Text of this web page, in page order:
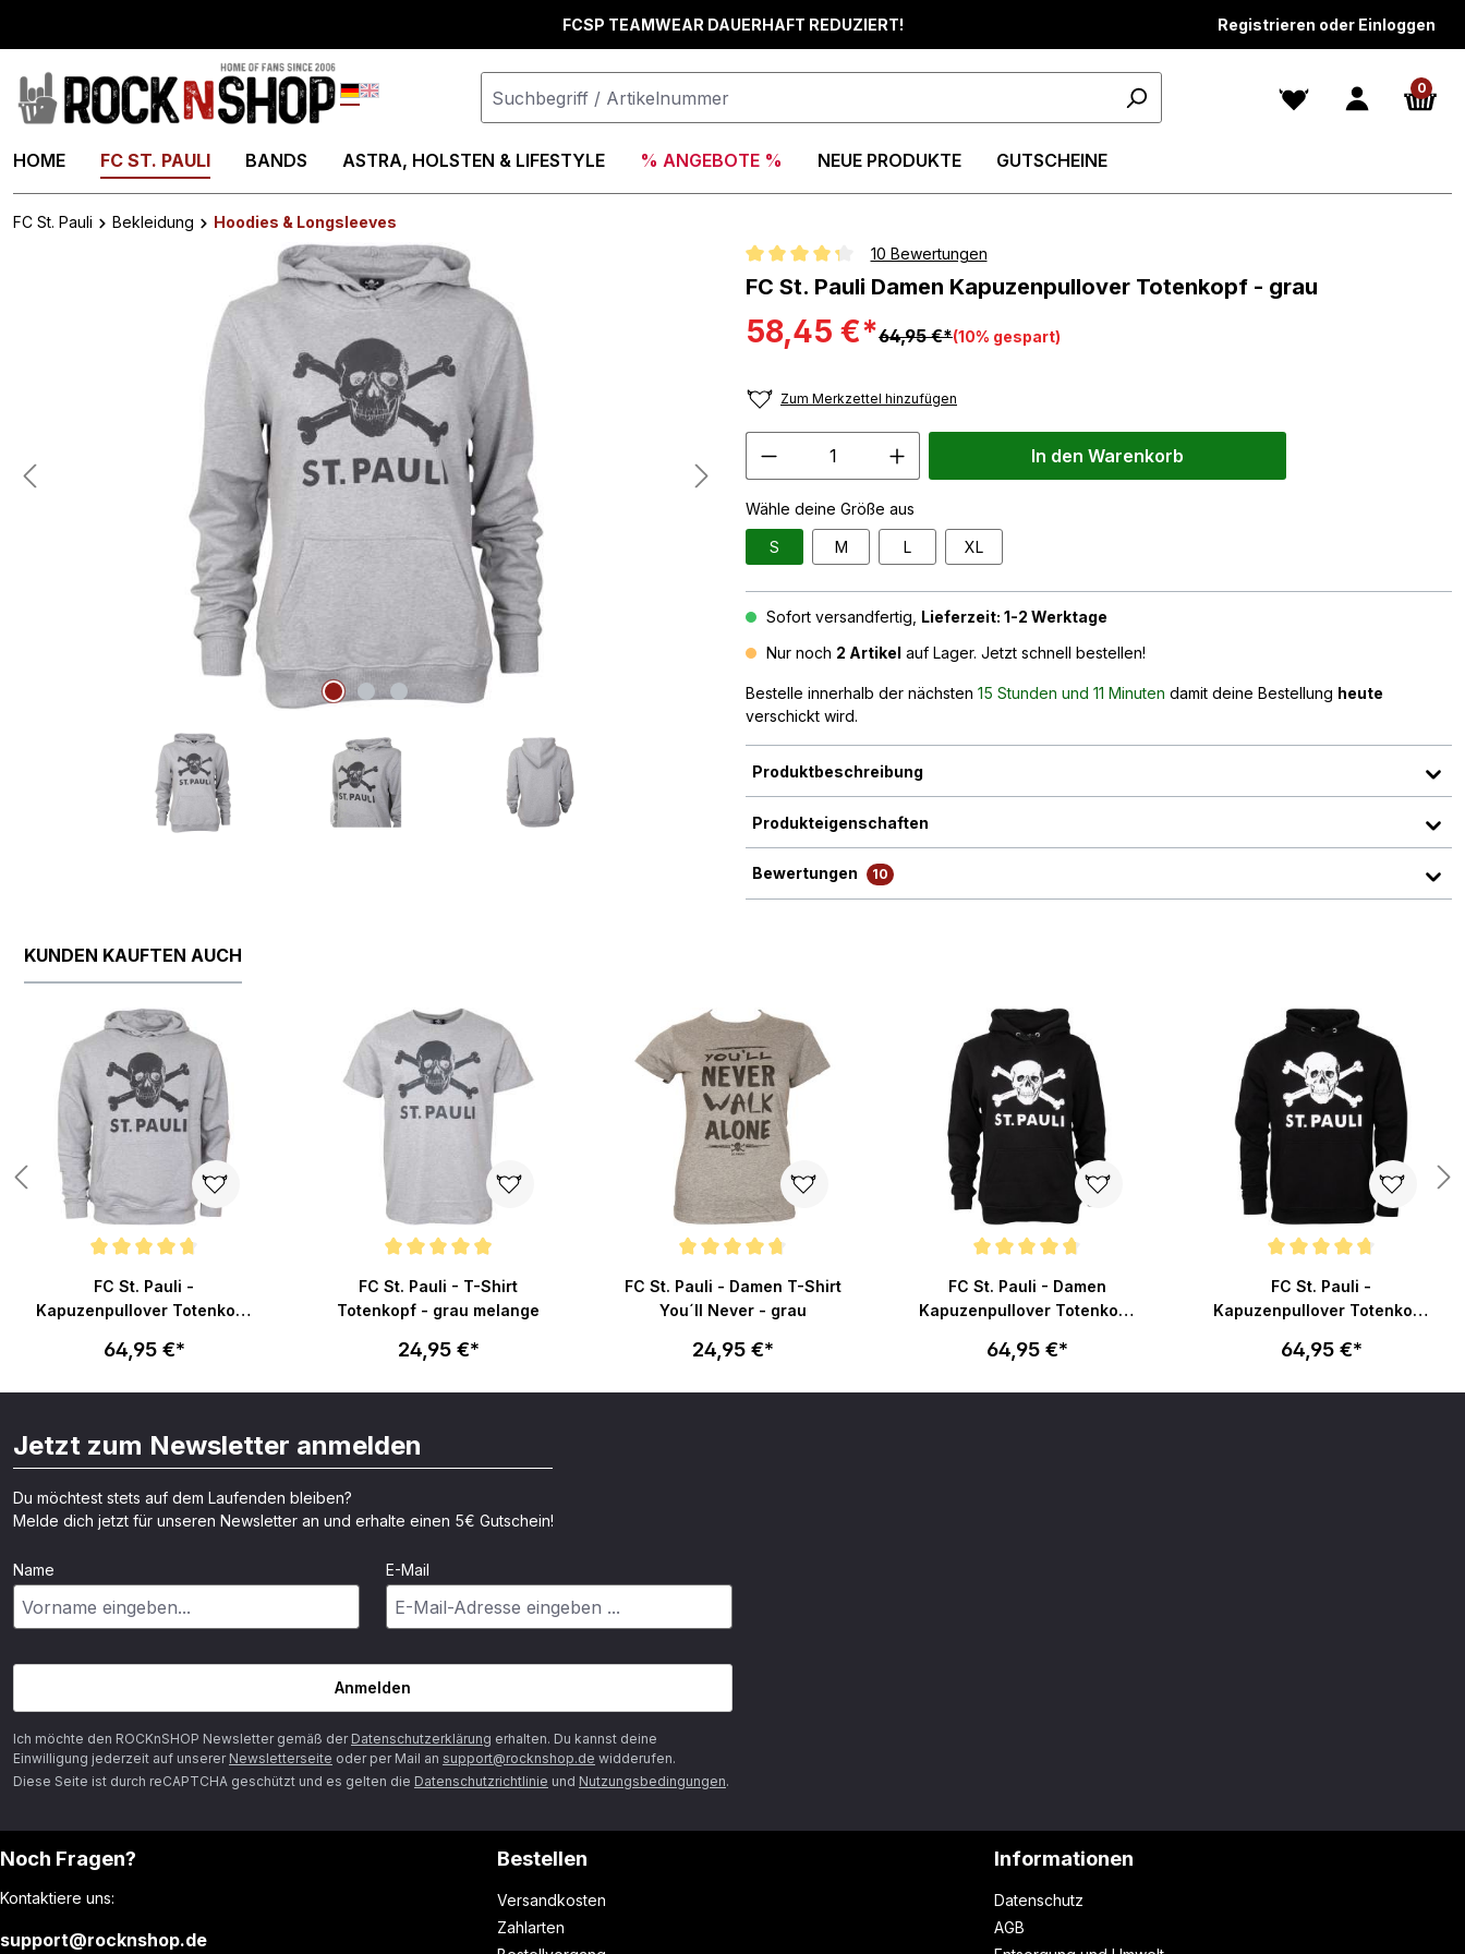
FCSP TEAMWEAR DAUERHAFT REDUZIERT! Registrieren oder Einloggen
Deutsch 0
HOME FC ST. PAULI BANDS ASTRA, HOLSTEN & LIFESTYLE % ANGEBOTE % NEUE PRODUKTE GUTSCHEINE
FC St. Pauli Bekleidung
Hoodies & Longsleeves
Durchschnittliche Bewertung von 4.3 von 5 Sternen
10 Bewertungen
FC St. Pauli Damen Kapuzenpullover Totenkopf - grau
58,45 €*64,95 €*(10% gespart)
Zum Merkzettel hinzufügen
Wähle deine Größe aus
S M L XL
In den Warenkorb
Sofort versandfertig, Lieferzeit: 1-2 Werktage
Nur noch 2 Artikel auf Lager. Jetzt schnell bestellen!
Bestelle innerhalb der nächsten 15 Stunden und 11 Minuten damit deine Bestellung heute
verschickt wird.
Produktbeschreibung
Produkteigenschaften
Bewertungen 10
KUNDEN KAUFTEN AUCH
FC St. Pauli -
Kapuzenpullover Totenkopf
64,95 €*
FC St. Pauli - T-Shirt
Totenkopf - grau melange
24,95 €*
FC St. Pauli - Damen T-Shirt
You´ll Never - grau
24,95 €*
FC St. Pauli - Damen
Kapuzenpullover Totenkopf
64,95 €*
FC St. Pauli -
Kapuzenpullover Totenkopf
64,95 €*
Jetzt zum Newsletter anmelden
Du möchtest stets auf dem Laufenden bleiben?
Melde dich jetzt für unseren Newsletter an und erhalte einen 5€ Gutschein!
Name E-Mail
Anmelden
Ich möchte den ROCKnSHOP Newsletter gemäß der Datenschutzerklärung erhalten. Du kannst deine
Einwilligung jederzeit auf unserer Newsletterseite oder per Mail an support@rocknshop.de widderufen.
Diese Seite ist durch reCAPTCHA geschützt und es gelten die Datenschutzrichtlinie und Nutzungsbedingungen.
Noch Fragen?
Kontaktiere uns:
support@rocknshop.de
Bestellen
Versandkosten
Zahlarten
Informationen
Datenschutz
AGB